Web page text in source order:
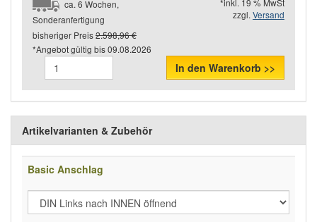
ca. 6 Wochen,
Sonderanfertigung
*inkl. 19 % MwSt
zzgl. Versand
bisheriger Preis2.598,96 €
*Angebot gültig bis09.08.2026
In den Warenkorb >>
Artikelvarianten & Zubehör
Basic Anschlag